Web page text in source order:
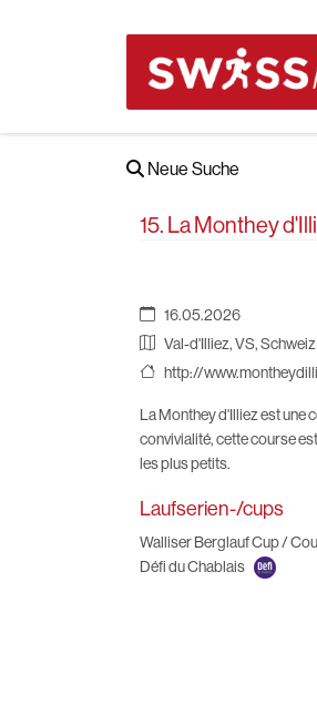
Neue Suche
15. La Monthey
16.05.2026
Val-d'Illiez, VS, Schweiz
http://
La Monthey d'Illiez est une
convivialité, cette course
les plus petits.
Laufserien-/cups
Walliser Berglauf Cup /
Défi du Chablais